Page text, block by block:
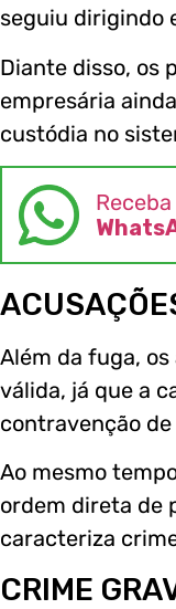
seguiu dirigindo
Diante disso, os
empresária
custódia no
Além da fuga,
válida, já que a
contravenção
Ao mesmo
ordem direta de
caracteriza
CRIME